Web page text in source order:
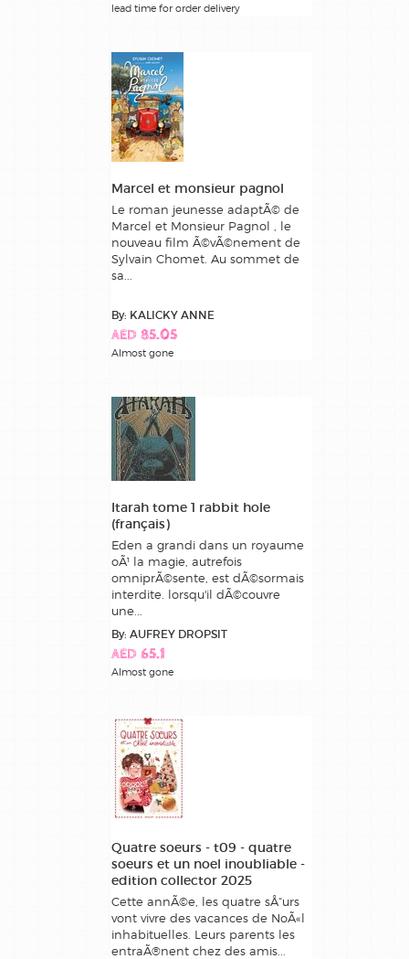
lead time for order delivery
Marcel et monsieur pagnol
Le roman jeunesse adaptÃ© de
Marcel et Monsieur Pagnol , le
nouveau film Ã©vÃ©nement de
Sylvain Chomet. Au sommet de
sa...
By: KALICKY ANNE
AED 85.05
Almost gone
Itarah tome 1 rabbit hole
(français)
Eden a grandi dans un royaume
oÃ¹ la magie, autrefois
omniprÃ©sente, est dÃ©sormais
interdite. lorsqu'il dÃ©couvre
une...
By: AUFREY DROPSIT
AED 65.1
Almost gone
Quatre soeurs - t09 - quatre
soeurs et un noel inoubliable -
edition collector 2025
Cette annÃ©e, les quatre sÅ“urs
vont vivre des vacances de NoÃ«l
inhabituelles. Leurs parents les
entraÃ®nent chez des amis...